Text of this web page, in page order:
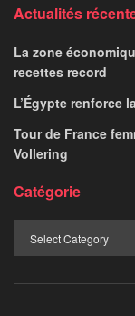
Actualités
La zone
recettes record
L’Égypte renforce
Tour de France
Vollering
Catégorie